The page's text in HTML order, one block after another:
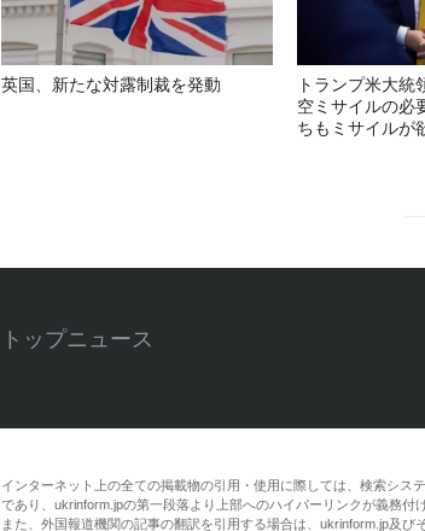
英国、新たな対露制裁を発動
トランプ米大統
空ミサイルの必
ちもミサイルが
トップニュース
インターネット上の全ての掲載物の引用・使用に際しては、検索シス
であり、ukrinform.jpの第一段落より上部へのハイパーリンクが義務付
また、外国報道機関の記事の翻訳を引用する場合は、ukrinform.jp及び